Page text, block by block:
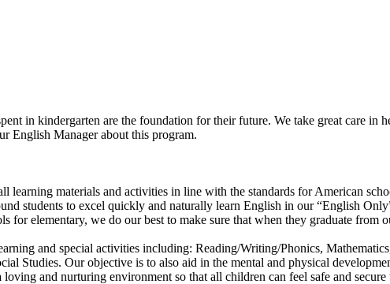
in kindergarten are the foundation for their future. We take great care
English Manager about this program.
materials and activities in line with the standards for American
students to excel quickly and naturally learn English in our “English
for elementary, we do our best to make sure that when they graduate
and special activities including: Reading/Writing/Phonics,
Studies. Our objective is to also aid in the mental and physical
and nurturing environment so that all children can feel safe and